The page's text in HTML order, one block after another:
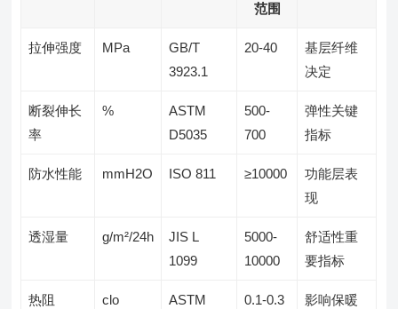
范围
拉伸强度 MPa
GB/T
3923.1
20-40
基层纤维
决定
断裂伸长
率
%
ASTM
D5035
500-
700
弹性关键
指标
防水性能 mmH2O ISO 811 ≥10000
功能层表
现
透湿量 g/m²/24h
JIS L
1099
5000-
10000
舒适性重
要指标
热阻 clo ASTM 0.1-0.3 影响保暖